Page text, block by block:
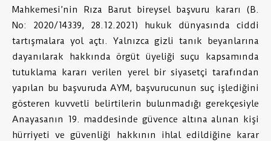
Mahkemesi’nin Rıza Barut bireysel başvuru kararı (B.
No: 2020/14339, 28.12.2021) hukuk dünyasında ciddi
tartışmalara yol açtı. Yalnızca gizli tanık beyanlarına
dayanılarak hakkında örgüt üyeliği suçu kapsamında
tutuklama kararı verilen yerel bir siyasetçi tarafından
yapılan bu başvuruda AYM, başvurucunun suç işlediğini
gösteren kuvvetli belirtilerin bulunmadığı gerekçesiyle
Anayasanın 19. maddesinde güvence altına alınan kişi
hürriyeti ve güvenliği hakkının ihlal edildiğine karar